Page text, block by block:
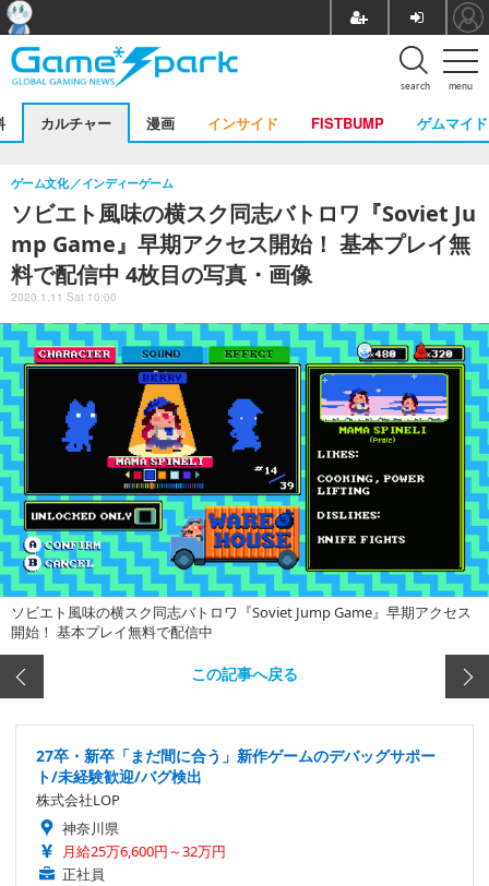
menu
search
カルチャー 漫画 インサイド FISTBUMP ゲムマイド
ソビエト風味の横スク同志バトロワ『Soviet Ju
mp Game』早期アクセス開始！ 基本プレイ無
料で配信中 4枚目の写真・画像
ゲーム文化 インディーゲーム
2020.1.11 Sat 10:00
ソビエト風味の横スク同志バトロワ『Soviet Jump Game』早期アクセス
開始！ 基本プレイ無料で配信中
この記事へ戻る
27卒・新卒「まだ間に合う」新作ゲームのデバッグサポー
ト/未経験歓迎/バグ検出
株式会社LOP
神奈川県
月給25万6,600円～32万円
正社員